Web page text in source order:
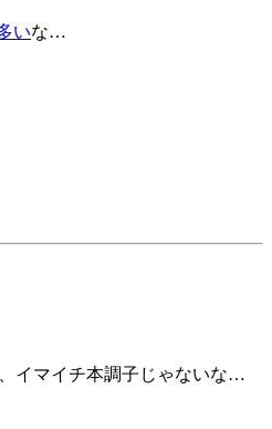
いな…
イマイチ本調子じゃないな…